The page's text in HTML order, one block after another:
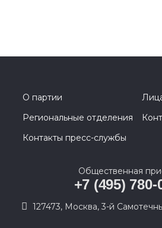
О партии
Региональные отделения
Контакты пресс-службы
Общественная
+7 (495) 780-
127473, Москва, 3-й